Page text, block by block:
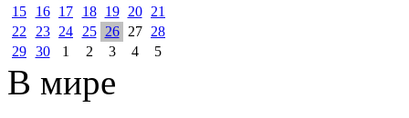
15
16 17 18 19 20
21
22
23 24 25 26 27
28
29 30 1 2 3 4 5
В мире